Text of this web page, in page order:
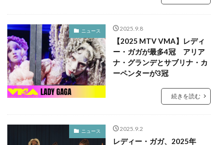
ニュース 2025.9.8
【2025 MTV VMA】レディ
ー・ガガが最多4冠 アリア
ナ・グランデとサブリナ・カ
ーペンターが3冠
続きを読む
ニュース 2025.9.2
レディー・ガガ、2025年